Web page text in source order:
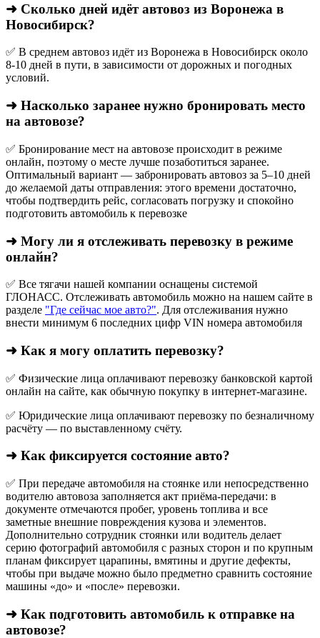
➜ Сколько дней идёт автовоз из Воронежа в
Новосибирск?
✅ В среднем автовоз идёт из Воронежа в Новосибирск около
8-10 дней в пути, в зависимости от дорожных и погодных
условий.
➜ Насколько заранее нужно бронировать место
на автовозе?
✅ Бронирование мест на автовозе происходит в режиме
онлайн, поэтому о месте лучше позаботиться заранее.
Оптимальный вариант — забронировать автовоз за 5–10 дней
до желаемой даты отправления: этого времени достаточно,
чтобы подтвердить рейс, согласовать погрузку и спокойно
подготовить автомобиль к перевозке
➜ Могу ли я отслеживать перевозку в режиме
онлайн?
✅ Все тягачи нашей компании оснащены системой
ГЛОНАСС. Отслеживать автомобиль можно на нашем сайте в
разделе "Где сейчас мое авто?". Для отслеживания нужно
внести минимум 6 последних цифр VIN номера автомобиля
➜ Как я могу оплатить перевозку?
✅ Физические лица оплачивают перевозку банковской картой
онлайн на сайте, как обычную покупку в интернет‑магазине.
✅ Юридические лица оплачивают перевозку по безналичному
расчёту — по выставленному счёту.
➜ Как фиксируется состояние авто?
✅ При передаче автомобиля на стоянке или непосредственно
водителю автовоза заполняется акт приёма-передачи: в
документе отмечаются пробег, уровень топлива и все
заметные внешние повреждения кузова и элементов.
Дополнительно сотрудник стоянки или водитель делает
серию фотографий автомобиля с разных сторон и по крупным
планам фиксирует царапины, вмятины и другие дефекты,
чтобы при выдаче можно было предметно сравнить состояние
машины «до» и «после» перевозки.
➜ Как подготовить автомобиль к отправке на
автовозе?